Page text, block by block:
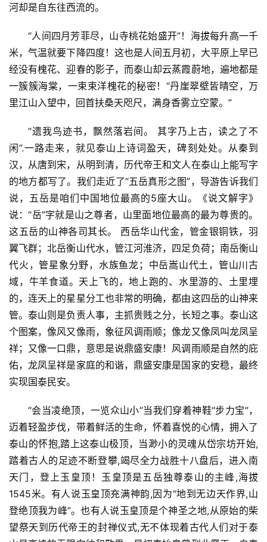
河却是自东往西流的。
“人间四月芳菲尽，山寺桃花始盛开”！海拔每升高一千
米，气温就要下降四度！这也是人间五月初，大平原上早已
经没有槐花、迎春的影子，而泰山却云蒸霞蔚地，遍地都是
一簇簇海棠，一束束洋槐花的秘密！“丹崖翠壁皆晴空，万
里江山入望中，回首扶桑天咫尺，满身香雾立空蒙。”
“遗我鸟迹书，飘然落岩间。 其字乃上古，读之了不
闲”.一路走来，就见泰山上诗词盈天，碑刻处处。从秦到
汉，从唐到宋，从明到清，历代帝王和文人在泰山上能写字
的地方都写了。我们走近了“五岳真形之图”，导游告诉我们
说，五岳是咱们中国地位最高的5座大山。《说文解字》
说：“岳”字就是山之尊者，山里面地位最高的最为尊贵的。
这五岳的山神各司其长。 西岳华山代金，管金银铜铁，羽
翼飞群；北岳衡山代水，管江河淮济，四足负荷；南岳衡山
代火，管星象分野，水族鱼龙；中岳嵩山代土，管山川古
域，牛羊食道。天上飞的，地上跑的、水里游的、土里埋
的，连天上的星星分工也非常的明确，都由这四岳的山神来
管。泰山则是负责人事，主抓贵贱之分，长短之事。泰山这
个图案，像风又像雨，象征风调雨顺；像龙又像凤叫龙凤呈
祥；又像一口鼎，意思是说鼎盛安康！风调雨顺是自然的庇
佑，龙凤呈祥是家庭的和谐，鼎盛安康是国家的安稳，最终
实现国泰民安。
“会当凌绝顶，一览众山小”当我们穿着神鞋“步力宝”，
迈着轻盈步伐，带着鲜活的生命，怀着喜悦的心情，拥入了
泰山的怀抱,踏上这泰山极顶，当渺小的灵魂从岱宗坊开始,
踏着古人的足迹不断登攀,竭尽全力战胜十八盘后，进入南
天门，登上玉皇顶！玉皇顶是五岳独尊泰山的主峰,海拔
1545米。有人说玉皇顶充满神韵,因为“地到无边天作界,山
登绝顶我为峰”。也有人说玉皇顶是个神圣之地,从原始的柴
望祭天到历代帝王的封禅仪式,无不体现着古代人们对于泰